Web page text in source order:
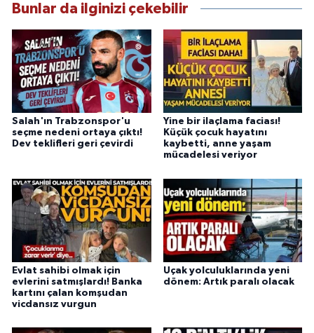
Bunlar da ilginizi çekebilir
Salah'ın Trabzonspor'u
seçme nedeni ortaya çıktı!
Dev teklifleri geri çevirdi
Yine bir ilaçlama faciası!
Küçük çocuk hayatını
kaybetti, anne yaşam
mücadelesi veriyor
Evlat sahibi olmak için
evlerini satmışlardı! Banka
kartını çalan komşudan
vicdansız vurgun
Uçak yolculuklarında yeni
dönem: Artık paralı olacak